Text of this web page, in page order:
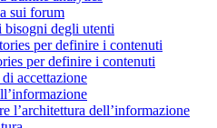
sui forum
bisogni degli utenti
per definire i contenuti
per definire i contenuti
accettazione
l’architettura dell’informazione